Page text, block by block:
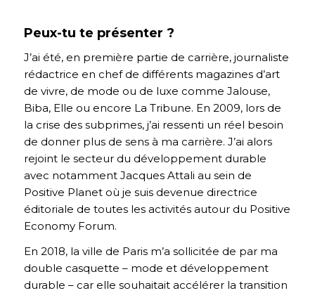
Peux-tu te présenter ?
J’ai été, en première partie de carrière, journaliste
rédactrice en chef de différents magazines d’art
de vivre, de mode ou de luxe comme Jalouse,
Biba, Elle ou encore La Tribune. En 2009, lors de
la crise des subprimes, j’ai ressenti un réel besoin
de donner plus de sens à ma carrière. J’ai alors
rejoint le secteur du développement durable
avec notamment Jacques Attali au sein de
Positive Planet où je suis devenue directrice
éditoriale de toutes les activités autour du Positive
Economy Forum.
En 2018, la ville de Paris m’a sollicitée de par ma
double casquette – mode et développement
durable – car elle souhaitait accélérer la transition